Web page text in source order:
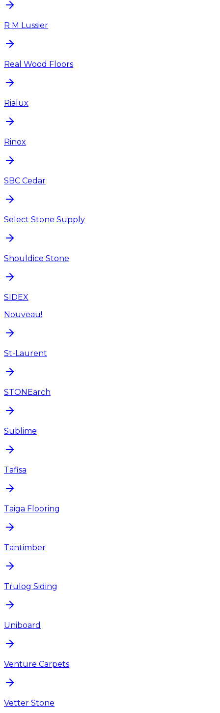
R M Lussier
Real Wood Floors
Rialux
Rinox
SBC Cedar
Select Stone Supply
Shouldice Stone
SIDEX
Nouveau!
St-Laurent
STONEarch
Sublime
Tafisa
Taiga Flooring
Tantimber
Trulog Siding
Uniboard
Venture Carpets
Vetter Stone